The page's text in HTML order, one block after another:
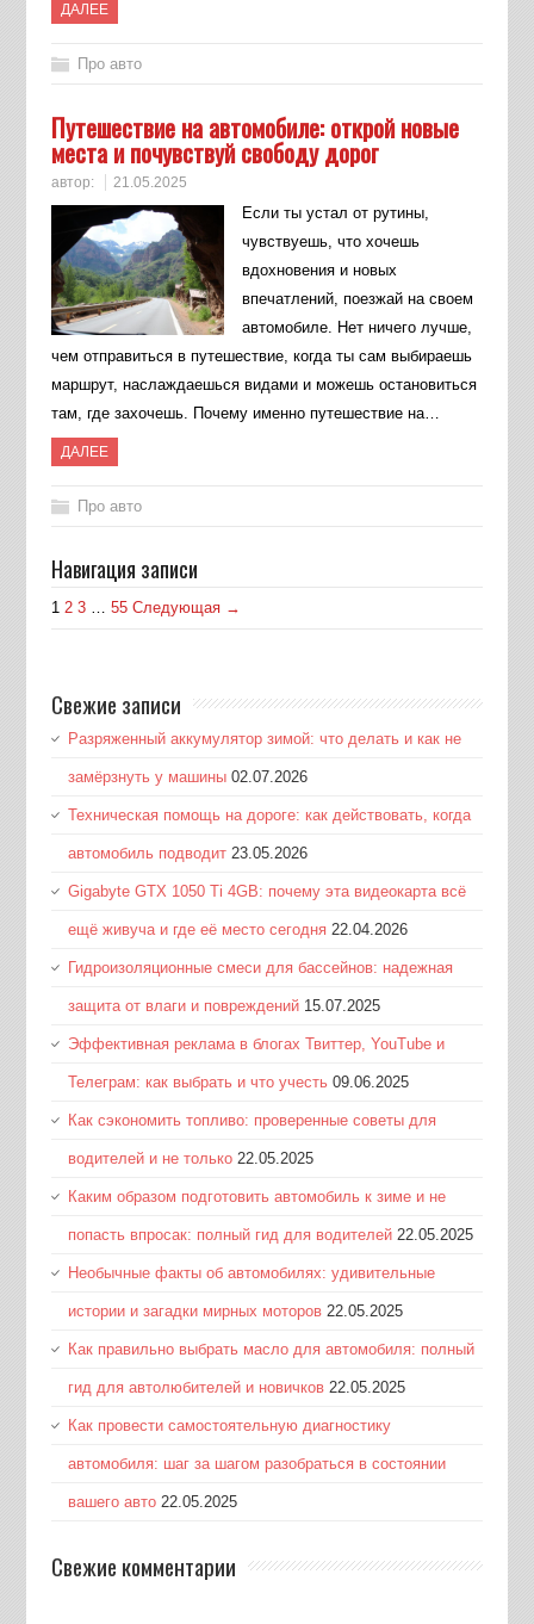
ДАЛЕЕ
Про авто
Путешествие на автомобиле: открой новые
места и почувствуй свободу дорог
автор: 21.05.2025
Если ты устал от рутины,
чувствуешь, что хочешь
вдохновения и новых
впечатлений, поезжай на своем
автомобиле. Нет ничего лучше,
чем отправиться в путешествие, когда ты сам выбираешь
маршрут, наслаждаешься видами и можешь остановиться
там, где захочешь. Почему именно путешествие на…
ДАЛЕЕ
Про авто
Навигация записи
1 2 3 … 55 Следующая →
Свежие записи
Разряженный аккумулятор зимой: что делать и как не
замёрзнуть у машины 02.07.2026
Техническая помощь на дороге: как действовать, когда
автомобиль подводит 23.05.2026
Gigabyte GTX 1050 Ti 4GB: почему эта видеокарта всё
ещё живуча и где её место сегодня 22.04.2026
Гидроизоляционные смеси для бассейнов: надежная
защита от влаги и повреждений 15.07.2025
Эффективная реклама в блогах Твиттер, YouTube и
Телеграм: как выбрать и что учесть 09.06.2025
Как сэкономить топливо: проверенные советы для
водителей и не только 22.05.2025
Каким образом подготовить автомобиль к зиме и не
попасть впросак: полный гид для водителей 22.05.2025
Необычные факты об автомобилях: удивительные
истории и загадки мирных моторов 22.05.2025
Как правильно выбрать масло для автомобиля: полный
гид для автолюбителей и новичков 22.05.2025
Как провести самостоятельную диагностику
автомобиля: шаг за шагом разобраться в состоянии
вашего авто 22.05.2025
Свежие комментарии